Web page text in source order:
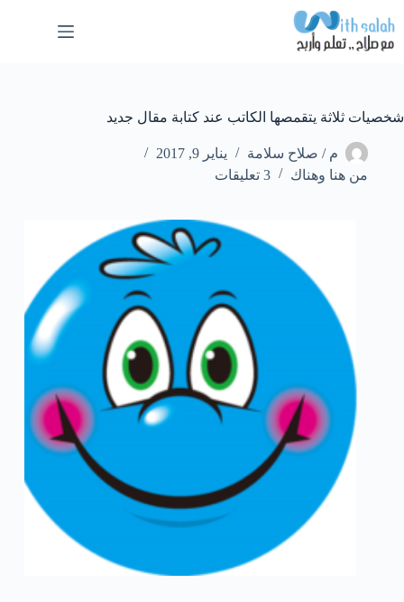
إلى
المحتوى
شخصيات ثلاثة يتقمصها الكاتب عند كتابة مقال جديد
م / صلاح سلامة
يناير 9, 2017
من هنا وهناك
3 تعليقات